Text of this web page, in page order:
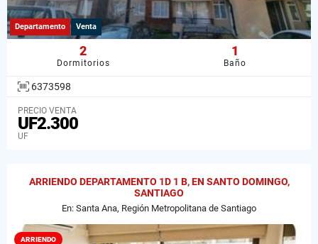
Departamento Venta
2
Dormitorios
1
Baño
6373598
PRECIO VENTA
UF2.300
UF
ARRIENDO DEPARTAMENTO 1D 1 B, EN SANTO DOMINGO,
SANTIAGO
En: Santa Ana, Región Metropolitana de Santiago
ARRIENDO